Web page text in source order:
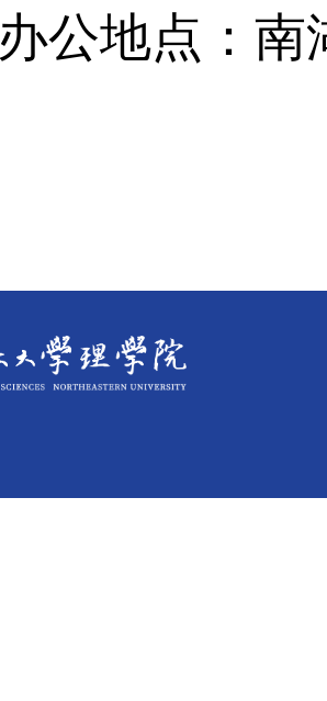
办公地点：南